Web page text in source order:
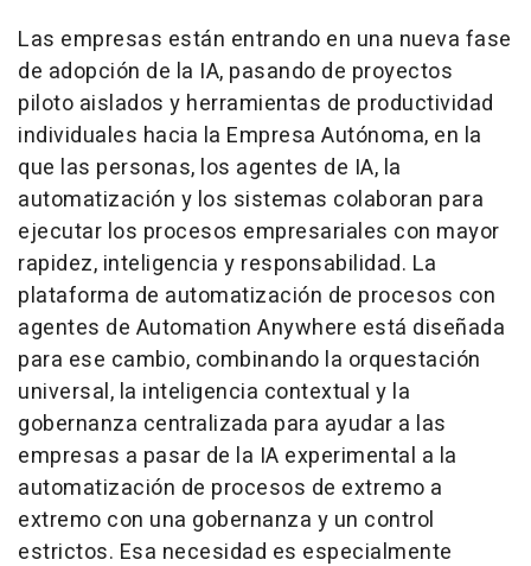
Las empresas están entrando en una nueva fase
de adopción de la IA, pasando de proyectos
piloto aislados y herramientas de productividad
individuales hacia la Empresa Autónoma, en la
que las personas, los agentes de IA, la
automatización y los sistemas colaboran para
ejecutar los procesos empresariales con mayor
rapidez, inteligencia y responsabilidad. La
plataforma de automatización de procesos con
agentes de Automation Anywhere está diseñada
para ese cambio, combinando la orquestación
universal, la inteligencia contextual y la
gobernanza centralizada para ayudar a las
empresas a pasar de la IA experimental a la
automatización de procesos de extremo a
extremo con una gobernanza y un control
estrictos. Esa necesidad es especialmente